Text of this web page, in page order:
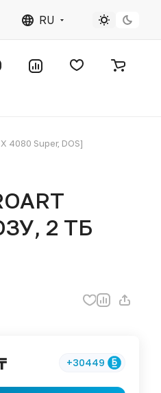
RU
4080 Super, DOS]
2 ТБ
+30449